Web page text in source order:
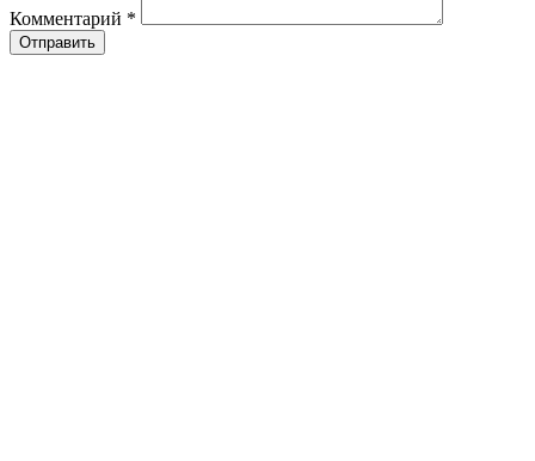
Комментарий *
Отправить